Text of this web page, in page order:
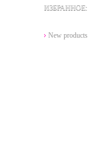
ИЗБРАННОЕ:
New products